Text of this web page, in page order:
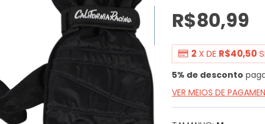
R$80,99
2 X DE R$40,50
5% de desconto
VER MEIOS DE